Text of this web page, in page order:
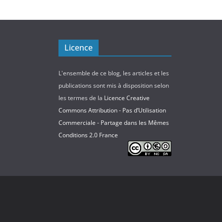
Licence
L'ensemble de ce blog, les articles et les
publications sont mis à disposition selon
les termes de la Licence Creative
Commons Attribution - Pas d’Utilisation
Commerciale - Partage dans les Mêmes
Conditions 2.0 France